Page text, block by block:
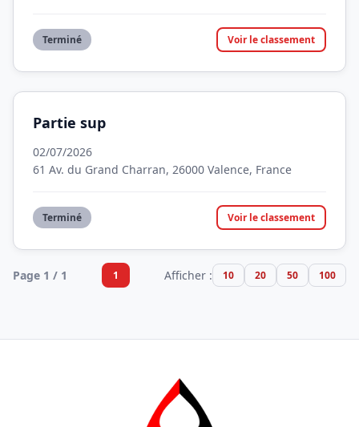
Terminé Voir le classement
Partie sup
02/07/2026
61 Av. du Grand Charran, 26000 Valence, France
Terminé Voir le classement
Page 1 / 1 1 Afficher : 10 20 50 100